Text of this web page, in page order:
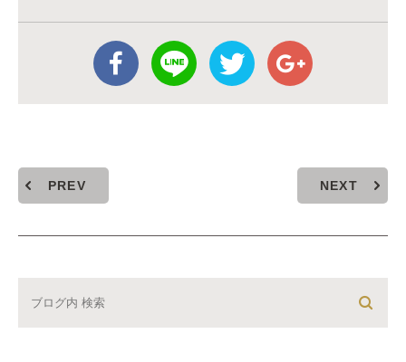
PREV NEXT